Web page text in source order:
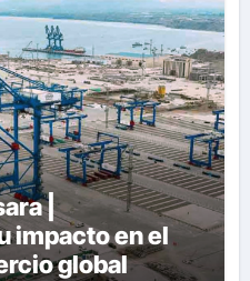
|
impacto en el
global